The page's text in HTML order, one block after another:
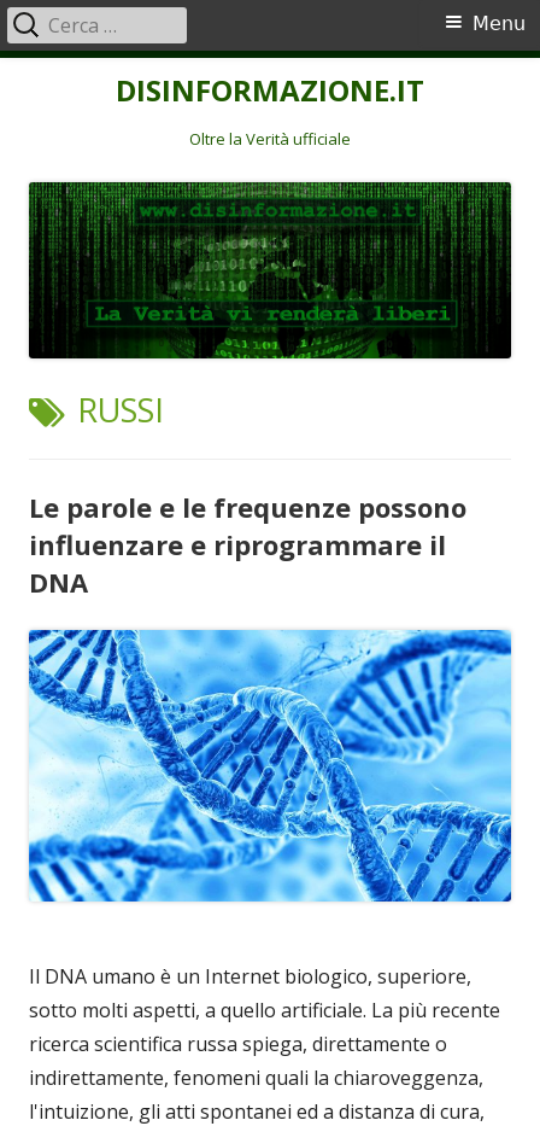
DISINFORMAZIONE.IT
Oltre la Verità ufficiale
Menu
principale
Menu
Ricerca
per:
TAG:
RUSSI
Le parole e le frequenze possono
influenzare e riprogrammare il
DNA
Il DNA umano è un Internet biologico, superiore,
sotto molti aspetti, a quello artificiale. La più recente
ricerca scientifica russa spiega, direttamente o
indirettamente, fenomeni quali la chiaroveggenza,
l'intuizione, gli atti spontanei ed a distanza di cura,